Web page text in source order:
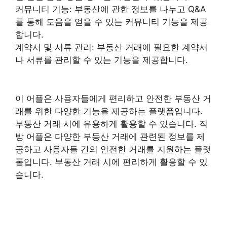
커뮤니티 기능: 부동산에 관한 정보를 나누고 Q&A
를 통해 도움을 얻을 수 있는 커뮤니티 기능을 제공
합니다.
계약서 및 서류 관리: 부동산 거래에 필요한 계약서
나 서류를 관리할 수 있는 기능을 제공합니다.
이 어플은 사용자들에게 편리하고 안전한 부동산 거
래를 위한 다양한 기능을 제공하는 플랫폼입니다.
부동산 거래 시에 유용하게 활용할 수 있습니다. 직
방 어플은 다양한 부동산 거래에 관련된 정보를 제
공하고 사용자들 간의 안전한 거래를 지원하는 플랫
폼입니다. 부동산 거래 시에 편리하게 활용할 수 있
습니다.